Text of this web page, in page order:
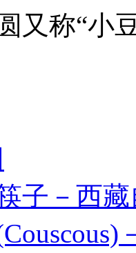
又称“小
子－西